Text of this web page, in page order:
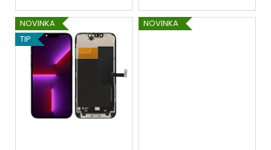
NOVINKA
TIP
NOVINKA
€